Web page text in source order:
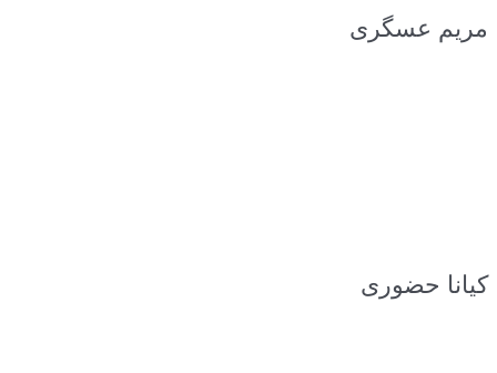
مریم عسگری
کیانا حضوری